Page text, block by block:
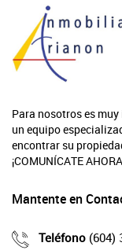
Para nosotros es
un equipo
encontrar su
¡COMUNÍCATE
Mantente en
Teléfono (604)